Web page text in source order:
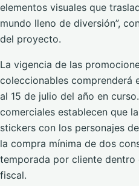
elementos visuales que
mundo lleno de diversión”,
del proyecto.
La vigencia de las
coleccionables comprenderá
al 15 de julio del año en
comerciales establecen que
stickers con los personajes
la compra mínima de dos
temporada por cliente
fiscal.